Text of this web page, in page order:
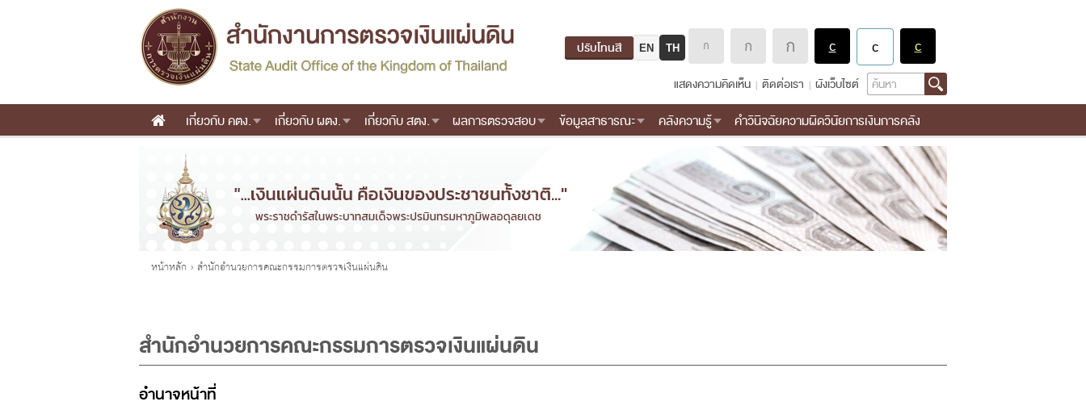
ปรับโทนสี EN TH
Search
แสดงความคิดเห็น ติดต่อเรา ผังเว็บไซต์
Main menu
เกี่ยวกับ คตง. เกี่ยวกับ ผตง. เกี่ยวกับ สตง. ผลการตรวจสอบ ข้อมูลสาธารณะ คลังความรู้ คำวินิจฉัยความผิดวินัยการเงินการคลัง
คุณอยู่ที่
หน้าหลัก › สำนักอำนวยการคณะกรรมการตรวจเงินแผ่นดิน
สำนักอำนวยการคณะกรรมการตรวจเงินแผ่นดิน
อำนาจหน้าที่